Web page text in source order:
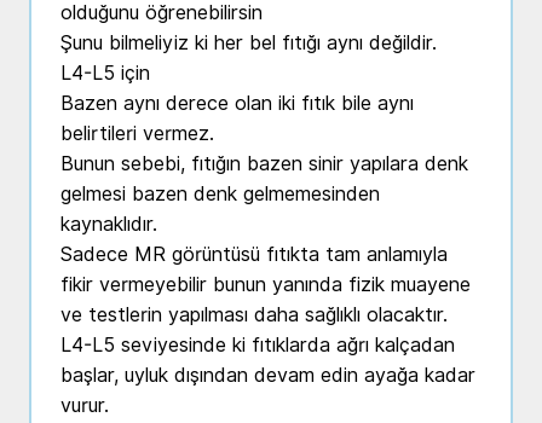
olduğunu öğrenebilirsin
Şunu bilmeliyiz ki her bel fıtığı aynı değildir.
L4-L5 için
Bazen aynı derece olan iki fıtık bile aynı
belirtileri vermez.
Bunun sebebi, fıtığın bazen sinir yapılara denk
gelmesi bazen denk gelmemesinden
kaynaklıdır.
Sadece MR görüntüsü fıtıkta tam anlamıyla
fikir vermeyebilir bunun yanında fizik muayene
ve testlerin yapılması daha sağlıklı olacaktır.
L4-L5 seviyesinde ki fıtıklarda ağrı kalçadan
başlar, uyluk dışından devam edin ayağa kadar
vurur.